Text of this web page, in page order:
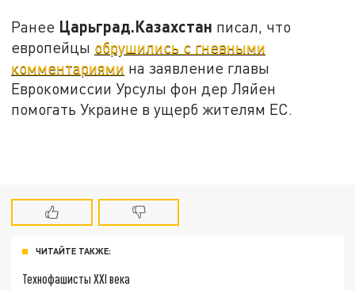
Ранее Царьград.Казахстан писал, что
европейцы обрушились с гневными
комментариями на заявление главы
Еврокомиссии Урсулы фон дер Ляйен
помогать Украине в ущерб жителям ЕС.
ЧИТАЙТЕ ТАКЖЕ:
Технофашисты XXI века